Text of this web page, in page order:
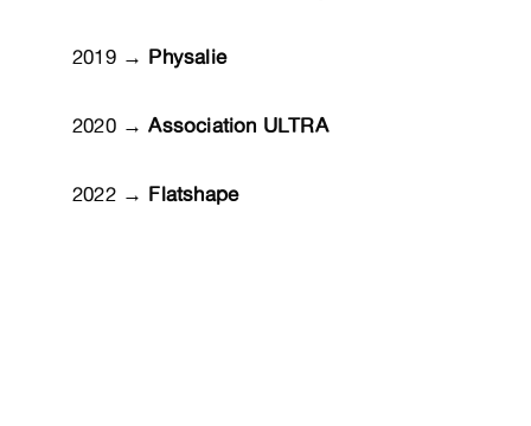
2019 → Physalie
2020 →Association ULTRA
2022 → Flatshape